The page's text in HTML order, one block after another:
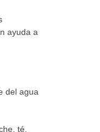
ayuda a
del agua
té,